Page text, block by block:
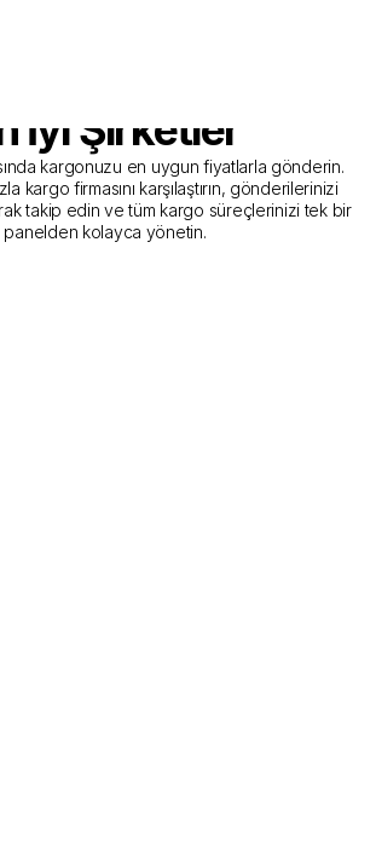
Kocaeli Kargo
Hizmeti Sunan
İyi Şirketler
kargonuzu en uygun fiyatlarla gönderin.
kargo firmasını karşılaştırın, gönderilerinizi
takip edin ve tüm kargo süreçlerinizi tek bir
panelden kolayca yönetin.